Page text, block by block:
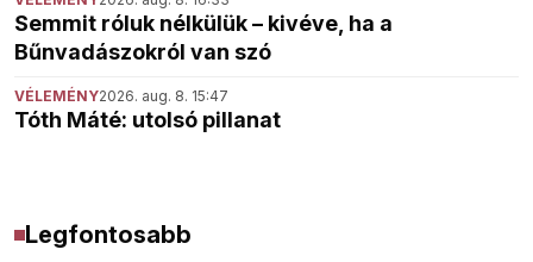
Semmit róluk nélkülük – kivéve, ha a
Bűnvadászokról van szó
VÉLEMÉNY2026. aug. 8. 15:47
Tóth Máté: utolsó pillanat
Legfontosabb